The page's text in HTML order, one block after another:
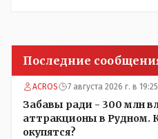
Последние
ACROS 7 августа 2026 г. в 19:25
Забавы ради - 300 млн
аттракционы в Рудном.
окупятся?